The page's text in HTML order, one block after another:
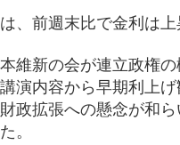
、前週末比で金利は
維新の会が連立政権
演内容から早期利上
政拡張への懸念が和
。